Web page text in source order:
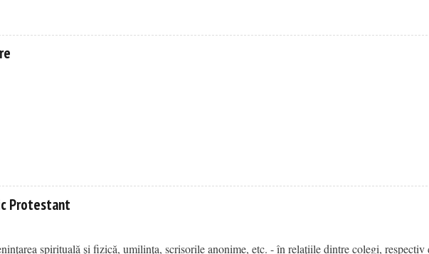
Protestant
spirituală și fizică, umilința, scrisorile anonime, etc. - în relațiile dintre colegi, respectiv